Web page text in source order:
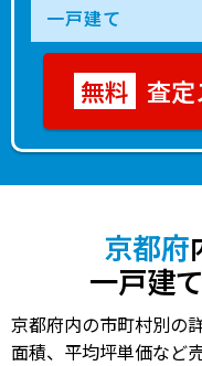
査定
京都府
一戸建
京都府内の市町村別の
面積、平均坪単価など